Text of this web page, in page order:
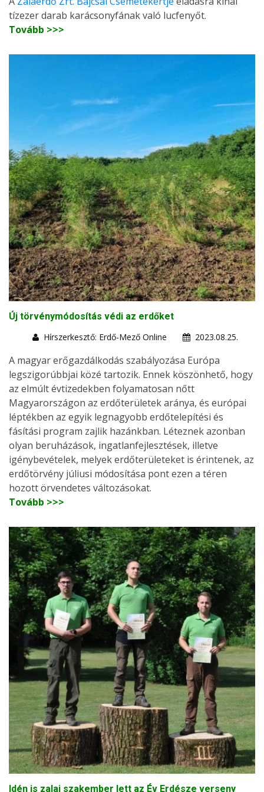
tízezer darab karácsonyfának való lucfenyőt.
Tovább >>>
Új törvénymódosítás védi az erdőket
Hírszerkesztő: Erdő-Mező Online
2023.08.25.
A magyar erőgazdálkodás szabályozása Európa
legszigorúbbjai közé tartozik. Ennek köszönhető, hogy
az elmúlt évtizedekben folyamatosan nőtt
Magyarországon az erdőterületek aránya, és európai
léptékben az egyik legnagyobb erdőtelepítési és
fásítási program zajlik hazánkban. Léteznek azonban
olyan beruházások, ingatlanfejlesztések, illetve
igénybevételek, melyek erdőterületeket is érintenek, az
erdőtörvény júliusi módosítása pont ezen a téren
hozott örvendetes változásokat.
Tovább >>>
Idén is zalai szakember lett az Év Erdésze verseny